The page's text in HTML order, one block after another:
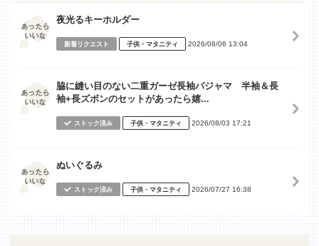
夜光るキーホルダー
新着リクエスト 子供・マタニティ 2026/08/06 13:04
脇に縫い目のない二重ガーゼ長袖パジャマ 半袖＆長
袖+長ズボンのセットがあったら嬉...
ストック済み 子供・マタニティ 2026/08/03 17:21
ぬいぐるみ
ストック済み 子供・マタニティ 2026/07/27 16:38